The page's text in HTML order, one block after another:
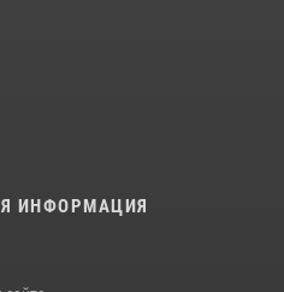
ИНФОРМАЦИЯ